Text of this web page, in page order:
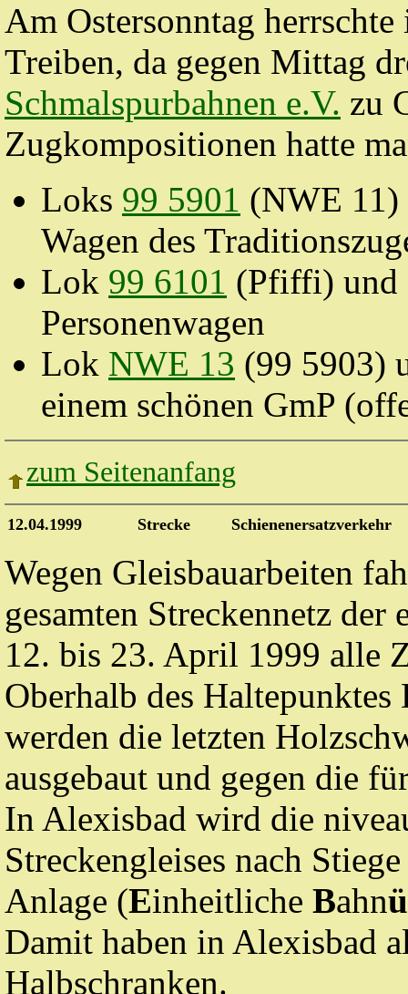
Am Ostersonntag
Treiben, da gegen Mittag
Schmalspurbahnen e.V. zu
Zugkompositionen hatte
Loks 99 5901 (NWE
Wagen des
Lok 99 6101 (Pfiffi) und
Personenwagen
Lok NWE 13 (99 5903)
einem schönen GmP
zum Seitenanfang
12.04.1999 Strecke Schienenersatzverkehr
Wegen Gleisbauarbeiten
gesamten Streckennetz der
12. bis 23. April 1999 alle
Oberhalb des
werden die letzten
ausgebaut und gegen die
In Alexisbad wird die
Streckengleises nach
Anlage (Einheitliche Bahnü
Damit haben in Alexisbad
Halbschranken.